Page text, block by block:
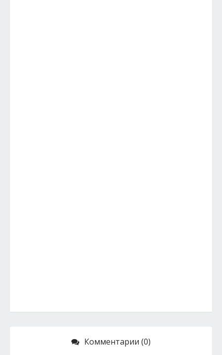
Комментарии (0)